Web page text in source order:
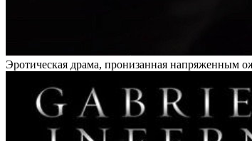
Эротическая драма, пронизанная напряженным